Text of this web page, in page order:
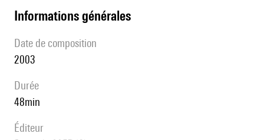
informations générales
date de composition
2003
durée
48min
éditeur